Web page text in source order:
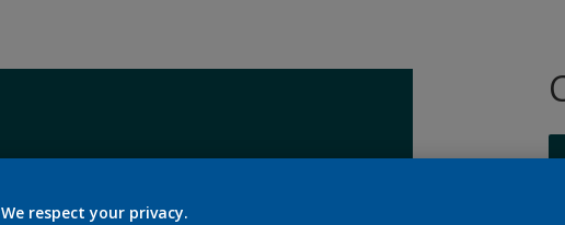
We respect your privacy.